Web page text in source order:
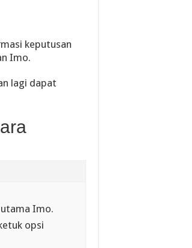
keputusan
Imo.
lagi dapat
Imo.
opsi